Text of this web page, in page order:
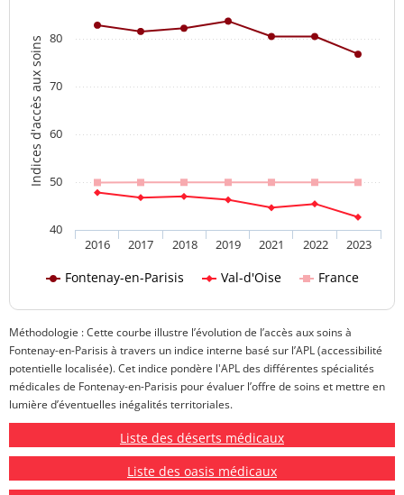
Indices d'accès aux soins
Fontenay-en-Parisis Val-d'Oise France
2016 2017 2018 2019 2021 2022 2023
40
50
60
70
80
Méthodologie : Cette courbe illustre l’évolution de l’accès aux soins à
Fontenay-en-Parisis à travers un indice interne basé sur l’APL (accessibilité
potentielle localisée). Cet indice pondère l'APL des différentes spécialités
médicales de Fontenay-en-Parisis pour évaluer l’offre de soins et mettre en
lumière d’éventuelles inégalités territoriales.
Liste des déserts médicaux
Liste des oasis médicaux